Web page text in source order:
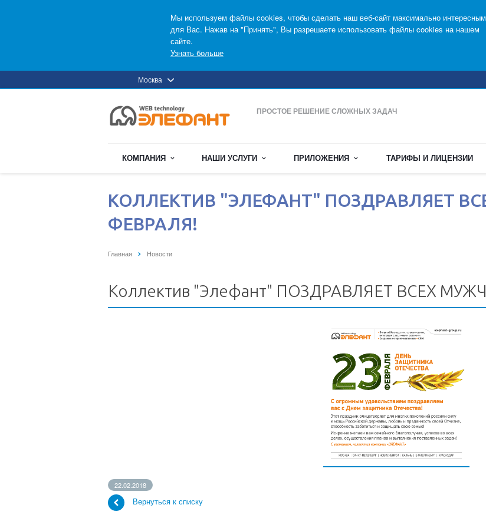
Мы используем файлы cookies, чтобы сделать наш веб-сайт максимально интересным
для Вас. Нажав на "Принять", Вы разрешаете использовать файлы cookies на нашем
сайте.
Узнать больше
Москва
ПРОСТОЕ РЕШЕНИЕ СЛОЖНЫХ ЗАДАЧ
КОМПАНИЯ НАШИ УСЛУГИ ПРИЛОЖЕНИЯ ТАРИФЫ И ЛИЦЕНЗИИ
КОЛЛЕКТИВ "ЭЛЕФАНТ" ПОЗДРАВЛЯЕТ
ФЕВРАЛЯ!
Главная Новости
Коллектив "Элефант" ПОЗДРАВЛЯЕТ ВСЕХ
22.02.2018
Вернуться к списку